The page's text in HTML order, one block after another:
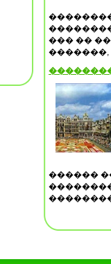
��� ��
�������,
������